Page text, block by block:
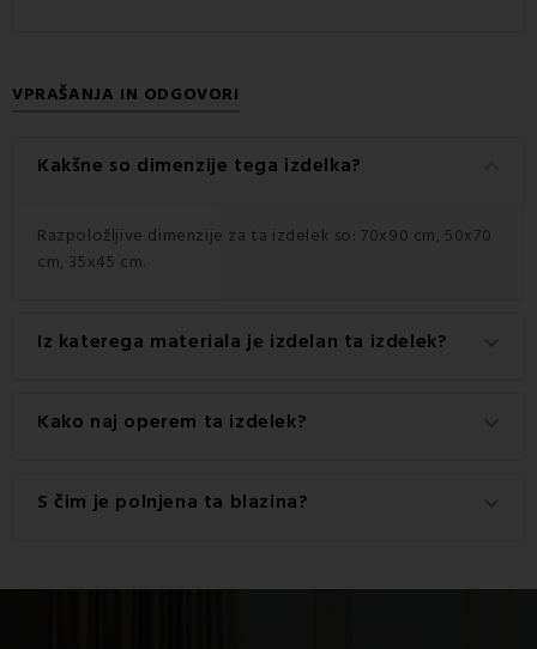
VPRAŠANJA IN ODGOVORI
Kakšne so dimenzije tega izdelka? keyboard_arrow_down
Razpoložljive dimenzije za ta izdelek so: 70x90 cm, 50x70
cm, 35x45 cm.
Iz katerega materiala je izdelan ta izdelek?
Ta izdelek je izdelan iz visokokakovostnega materiala: 100
% poliester.
Kako naj operem ta izdelek?
Za najboljše rezultate priporočamo pranje tega izdelka pri
S čim je polnjena ta blazina?